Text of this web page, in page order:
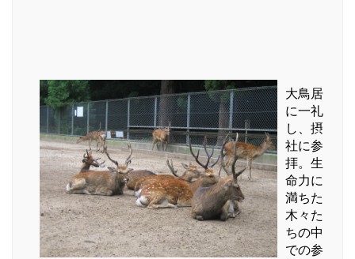
大鳥居
に一礼
し、摂
社に参
拝。生
命力に
満ちた
木々た
ちの中
での参